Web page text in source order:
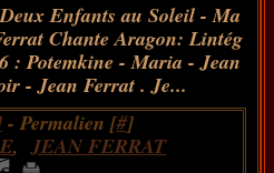
Enfants au Soleil - Ma
Chante Aragon: Lintég
: Potemkine - Maria - Jean
- Jean Ferrat . Je...
- Permalien [#]
,JEAN FERRAT